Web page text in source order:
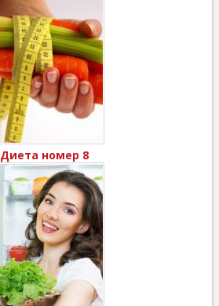
Диета номер 8